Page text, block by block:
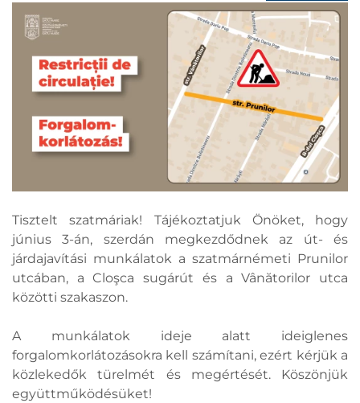
Tisztelt szatmáriak! Tájékoztatjuk Önöket, hogy
június 3-án, szerdán megkezdődnek az út- és
járdajavítási munkálatok a szatmárnémeti Prunilor
utcában, a Cloşca sugárút és a Vânătorilor utca
közötti szakaszon.
A munkálatok ideje alatt ideiglenes
forgalomkorlátozásokra kell számítani, ezért kérjük a
közlekedők türelmét és megértését. Köszönjük
együttműködésüket!